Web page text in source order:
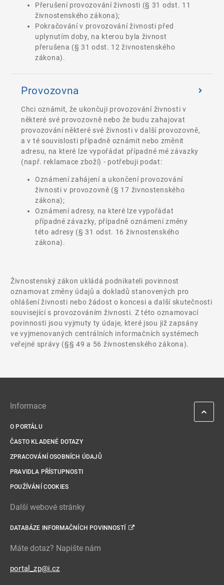
Přerušení provozování živnosti (§ 31 odst. 11
živnostenského zákona);
Pokračování v provozování živnosti před
uplynutím doby, na kterou byla živnost
přerušena (§ 31 odst. 12 živnostenského
zákona).
Provozovna
Chci oznámit, že ukončuji provozování živnosti v
některé své provozovně nebo že budu zahajovat
provozování některé své živnosti v další provozovně,
a v té souvislosti případně oznámit nebo změnit
adresu, na které lze vypořádat případné mé závazky
(např. reklamace zboží) - potřebuji podat:
Oznámení zahájení a ukončení provozování
živnosti v provozovně (§ 17 živnostenského
zákona);
Oznámení adresy, na které lze vypořádat
případné závazky, případně oznámení změny
této adresy (§ 31 odst. 16 živnostenského
zákona).
Živnostenský zákon ukládá podnikateli povinnost
oznamovat změny údajů a dokladů stanovených pro
ohlášení živnosti nebo žádost o koncesi a další skutečnosti
související s provozováním živnosti. Z této oznamovací
povinnosti jsou vyjmuty ty údaje, které jsou již zapsány
ve vyjmenovaných centrálních informačních systémech
veřejné správy (§§ 49 a 56 živnostenského zákona).
Informace
O PORTÁLU
ČASTO KLADENÉ DOTAZY
ZPRACOVÁNÍ OSOBNÍCH ÚDAJŮ
PRAVIDLA PŘÍSTUPNOSTI
POUŽÍVÁNÍ COOKIES
Další webové stránky
DATABÁZE INFORMAČNÍCH POVINNOSTÍ
Máte dotaz? Napište nám
portal_zp@i.cz